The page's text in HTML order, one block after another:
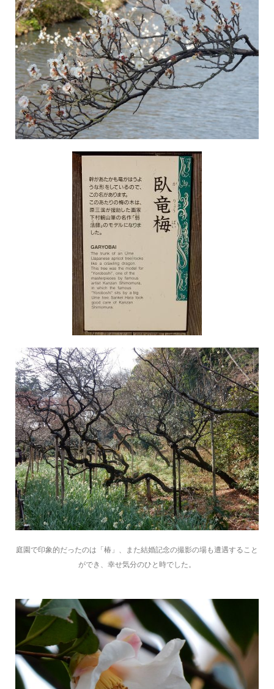
庭園で印象的だったのは「椿」、また結婚記念の撮影の場も遭遇すること
ができ、幸せ気分のひと時でした。